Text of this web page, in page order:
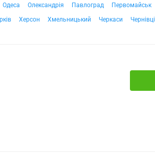
Одеса Олександрія Павлоград Первомайськ
Херсон Хмельницький Черкаси Чернівці